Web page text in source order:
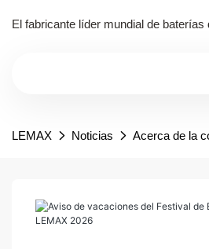
El fabricante líder mundial de
LEMAX Noticias Acerca de la